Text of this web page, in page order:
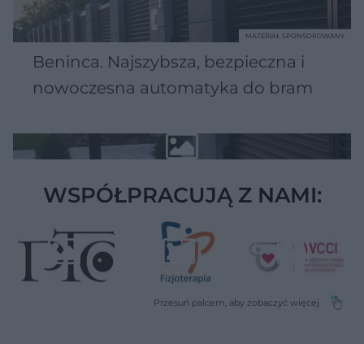
Beninca. Najszybsza, bezpieczna i
nowoczesna automatyka do bram
MATERIAŁ SPONSOROWANY
WSPÓŁPRACUJĄ Z NAMI: